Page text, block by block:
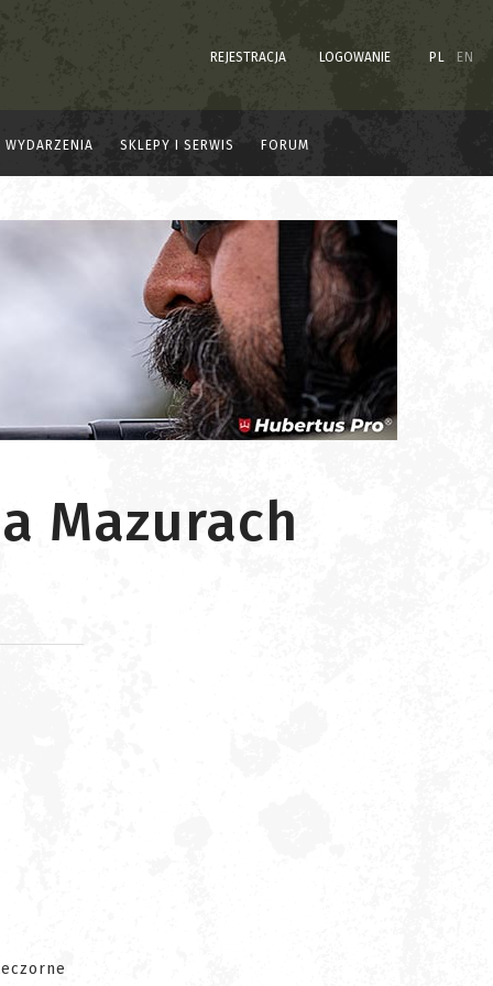
REJESTRACJA LOGOWANIE PL EN
WYDARZENIA SKLEPY I SERWIS FORUM
Mazurach